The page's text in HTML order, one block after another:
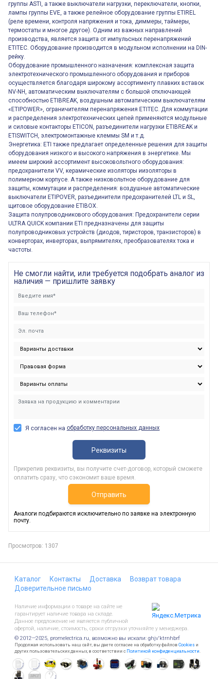
группы ASTI, а также выключатели нагрузки, переключатели, кнопки,
лампы группы EVE, а также релейное оборудование группы ETIREL
(реле времени, контроля напряжения и тока, диммеры, таймеры,
термостаты и многое другое). Одним из важных направлений
производства, является защита от импульсных перенапряжений
ETITEC. Оборудование производится в модульном исполнении на DIN-
рейку.
Оборудование промышленного назначения: комплексная защита
электротехнического промышленного оборудования и приборов
осуществляется благодаря широкому ассортименту плавких вставок
NV-NH, автоматическим выключателям с большой отключающей
способностью ETIBREAK, воздушным автоматическим выключателям
«ETIPOWER», ограничителям перенапряжения ETITEC. Для коммутации
и распределения электротехнических цепей применяются модульные
и силовые контакторы ETICON, разъединители нагрузки ETIBREAK и
ETISWITCH, электромонтажные клеммы SM и т.д.
Энергетика: ETI также предлагает определенные решения для защиты
оборудования низкого и высокого напряжения в энергетике. Мы
имеем широкий ассортимент высоковольтного оборудования:
предохранители VV, керамические изоляторы иизоляторы в
полимерном корпусе. А также низковольтное оборудование для
защиты, коммутации и распределения: воздушные автоматические
выключатели ETIPOVER, разъединители предохранителей LTL и SL,
щитовое оборудование ETIBOX.
Защита полупроводникового оборудования: Предохранители серии
ULTRA QUICK компании ETI предназначены для защиты
полупроводниковых устройств (диодов, тиристоров, транзисторов) в
конверторах, инверторах, выпрямителях, преобразователях тока и
частоты.
Не смогли найти, или требуется подобрать аналог из
наличия — пришлите заявку
Я согласен на обработку персональных данных
Реквизиты
Прикрепив реквизиты, вы получите счет-договор, который сможете
оплатить сразу, что сэкономит ваше время.
Отправить
Аналоги подбираются исключительно по заявке на электронную
почту.
Просмотров: 1307
Каталог Контакты Доставка
Возврат товара
Доверительное письмо
Наличие информации о товаре на сайте не
гарантирует наличие товара на складе.
Данное предложение не является публичной
офертой, наличие, стоимость, сроки отгрузки уточняйте у менеджера.
© 2012—2025, promelectrica.ru, возможно вы искали: ghjv'ktrnhbrf
Продолжая использовать наш сайт, вы даете согласие на обработку файлов Cookies и
других пользовательских данных, в соответствии с Политикой конфиденциальности.